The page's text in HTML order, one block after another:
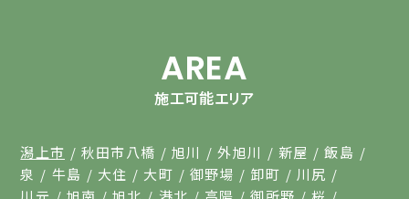
AREA
施工可能エリア
潟上市 秋田市八橋 旭川 外旭川 新屋
飯島
泉
牛島 大住 大町 御野場 卸町
川尻